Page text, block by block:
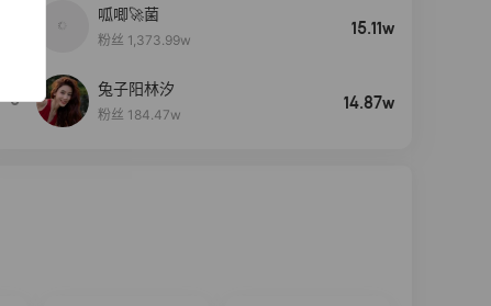
呱唧🚀菌
粉丝 1,373.99w
15.11w
5
兔子阳林汐
粉丝 184.47w
14.87w